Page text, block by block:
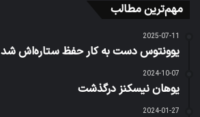
مهم‌ترین مطالب
2025-07-11
یوونتوس دست به کار حفظ ستاره‌اش شد
2024-10-07
یوهان نیسکنز درگذشت
2024-01-27